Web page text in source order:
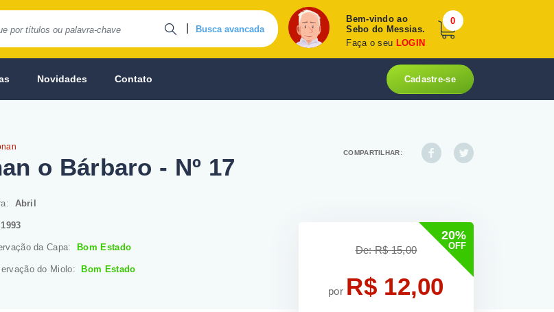
Busca avancada
Bem-vindo ao
Sebo do Messias.
Faça o seu LOGIN
0
Novidades Contato Cadastre-se
o Bárbaro - Nº 17
Abril
1993
da Capa: Bom Estado
do Miolo: Bom Estado
COMPARTILHAR:
20%
OFF
De: R$ 15,00
por R$ 12,00